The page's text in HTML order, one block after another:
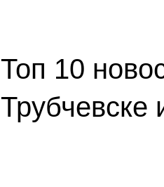
Топ 10
Трубчевске